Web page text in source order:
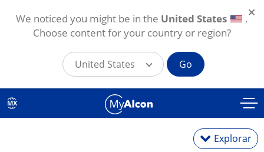
Skip to main content
MX
Explorar
We noticed you might be in the United States
.
Choose content for your country or region?
United States Go